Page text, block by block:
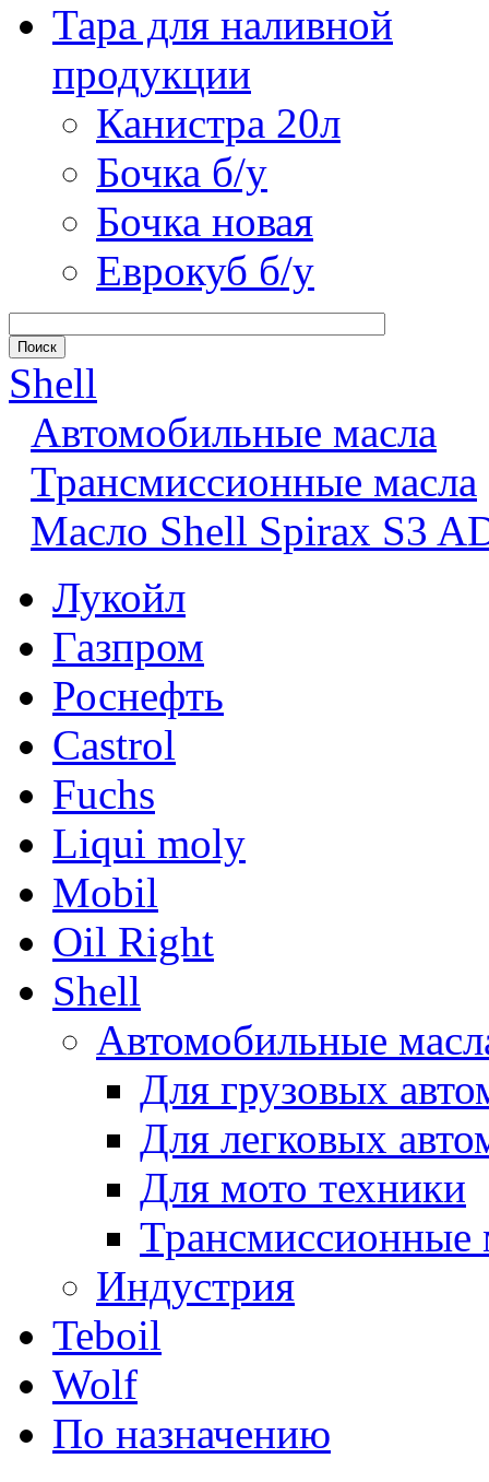
Тара для наливной
продукции
Канистра 20л
Бочка б/у
Бочка новая
Еврокуб б/у
Shell
Автомобильные масла
Трансмиссионные масла
Масло Shell Spirax S3
Лукойл
Газпром
Роснефть
Castrol
Fuchs
Liqui moly
Mobil
Oil Right
Shell
Автомобильные
Для грузовых
Для легковых
Для мото техники
Трансмиссионные
Индустрия
Teboil
Wolf
По назначению